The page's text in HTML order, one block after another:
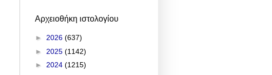
Αρχειοθήκη ιστολογίου
► 2026 (637)
► 2025 (1142)
► 2024 (1215)